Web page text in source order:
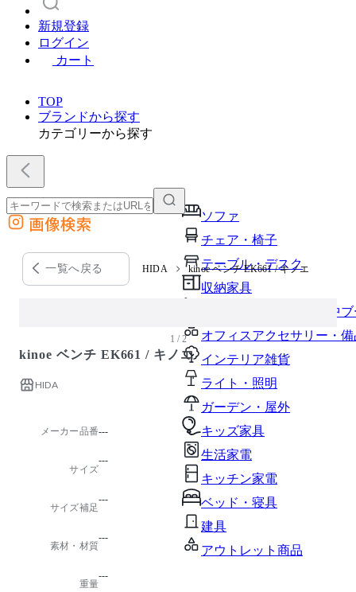
新規登録
ログイン
カート
TOP
ブランドから探す
カテゴリーから探す
ソファ
チェア・椅子
テーブル・デスク
収納家具
パーソナルブース・集中
オフィスアクセサリー・備
インテリア雑貨
ライト・照明
ガーデン・屋外
キッズ家具
生活家電
キッチン家電
ベッド・寝具
建具
アウトレット商品
外部サイトの商品をカートに追加
他のサイトで見つけた商品ページのURLを貼り付けて、カートに追加できます
画像検索
一覧へ戻る HIDA kinoe ベンチ EK661 / キノエ
1 / 2
kinoe ベンチ EK661 / キノエ
HIDA
メーカー品番---
サイズ
---
サイズ補足
---
素材・材質
---
重量
---